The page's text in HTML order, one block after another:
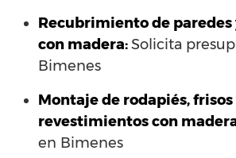
Recubrimiento de paredes
con madera:Solicita
Bimenes
Montaje de rodapiés, frisos
revestimientos con
en Bimenes